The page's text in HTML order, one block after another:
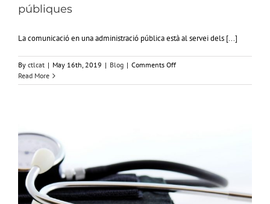
públiques
La comunicació en una administració pública està al servei dels [...]
By ctlcat | May 16th, 2019 | Blog | Comments Offon
comunicació
Read More